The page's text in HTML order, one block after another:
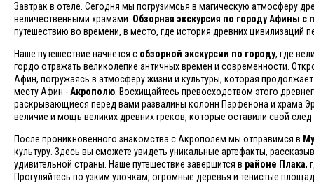
Завтрак в отеле. Сегодня мы погрузимсья в магическую атмосферу
величественными храмами. Обзорная экскурсия по городу Афины
путешествию во времени, в место, где история древних цивилизаций
Наше путешествие начнется с обзорной экскурсии по городу, где
гордо отражать великолепие античных времен и современности.
Афин, погружаясь в атмосферу жизни и культуры, которая
месту Афин -Акрополю . Восхищайтесь превосходством этого
раскрывающиеся перед вами развалины колонн Парфенона и храма
величие и мощь великих древних греков, которые оставили свой
После проникновенного знакомства с Акрополем мы отправимся в
культуру. Здесь вы сможете увидеть уникальные артефакты,
удивительной страны. Наше путешествие завершится в районе Плака,
Прогуляйтесь по узким улочкам, огромные деревья и тенистые